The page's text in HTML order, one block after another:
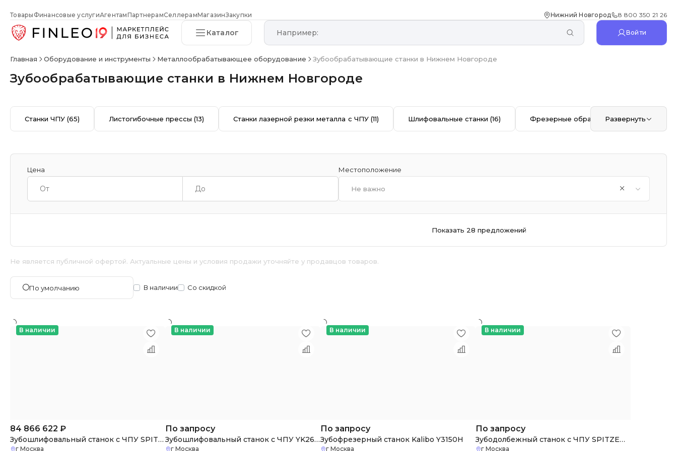
Товары Финансовые услугиАгентамПартнерамСеллерамМагазинЗакупки Нижний Новгород 8 800 350 21 26
Каталог Войти
Главная Оборудование и инструменты Металлообрабатывающее оборудование Зубообрабатывающие станки в Нижнем Новгороде
Зубообрабатывающие станки в Нижнем Новгороде
Станки ЧПУ(65) Листогибочные прессы(13) Станки лазерной резки металла с ЧПУ (11) Шлифовальные станки (16) Фрезерные обрабатывающие центры с
Развернуть
Цена Местоположение
Не важно
Показать 28 предложений
Не является публичной офертой. Актуальные цены и условия продажи уточняйте у продавцов товаров.
По умолчанию В наличии Со скидкой
В наличии
84 866 622 ₽
Зубошлифовальный станок с ЧПУ SPITZEN SGG-500
г Москва
В наличии
По запросу
Зубошлифовальный станок с ЧПУ YK2632
г Москва
В наличии
По запросу
Зубофрезерный станок Kalibo Y3150H
г Москва
В наличии
По запросу
Зубодолбежный станок с ЧПУ SPITZEN SGS-150
г Москва